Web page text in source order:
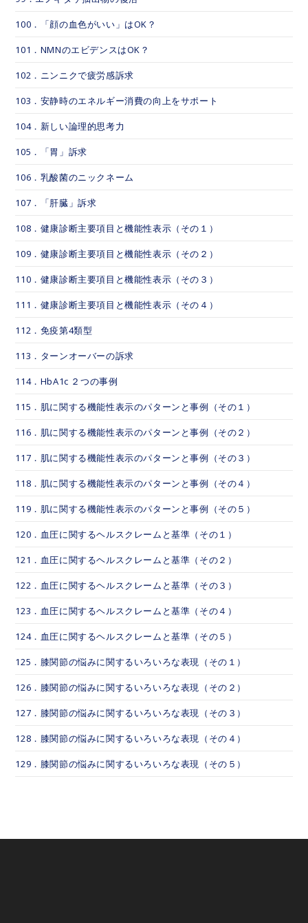
100．「顔の血色がいい」はOK？
101．NMNのエビデンスはOK？
102．ニンニクで疲労感訴求
103．安静時のエネルギー消費の向上をサポート
104．新しい論理的思考力
105．「胃」訴求
106．乳酸菌のニックネーム
107．「肝臓」訴求
108．健康診断主要項目と機能性表示（その１）
109．健康診断主要項目と機能性表示（その２）
110．健康診断主要項目と機能性表示（その３）
111．健康診断主要項目と機能性表示（その４）
112．免疫第4類型
113．ターンオーバーの訴求
114．HbA1c ２つの事例
115．肌に関する機能性表示のパターンと事例（その１）
116．肌に関する機能性表示のパターンと事例（その２）
117．肌に関する機能性表示のパターンと事例（その３）
118．肌に関する機能性表示のパターンと事例（その４）
119．肌に関する機能性表示のパターンと事例（その５）
120．血圧に関するヘルスクレームと基準（その１）
121．血圧に関するヘルスクレームと基準（その２）
122．血圧に関するヘルスクレームと基準（その３）
123．血圧に関するヘルスクレームと基準（その４）
124．血圧に関するヘルスクレームと基準（その５）
125．膝関節の悩みに関するいろいろな表現（その１）
126．膝関節の悩みに関するいろいろな表現（その２）
127．膝関節の悩みに関するいろいろな表現（その３）
128．膝関節の悩みに関するいろいろな表現（その４）
129．膝関節の悩みに関するいろいろな表現（その５）